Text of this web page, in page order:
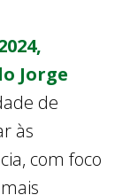
Jorge
de
às
com foco